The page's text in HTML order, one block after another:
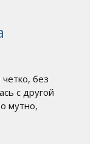
без
с другой
мутно,